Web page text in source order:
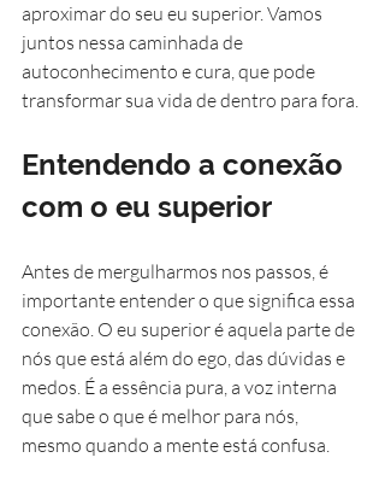
aproximar do seu eu superior. Vamos
juntos nessa caminhada de
autoconhecimento e cura, que pode
transformar sua vida de dentro para fora.
Entendendo a conexão
com o eu superior
Antes de mergulharmos nos passos, é
importante entender o que significa essa
conexão. O eu superior é aquela parte de
nós que está além do ego, das dúvidas e
medos. É a essência pura, a voz interna
que sabe o que é melhor para nós,
mesmo quando a mente está confusa.